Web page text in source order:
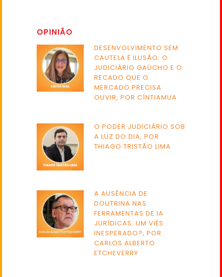
OPINIÃO
DESENVOLVIMENTO SEM
CAUTELA É ILUSÃO: O
JUDICIÁRIO GAÚCHO E O
RECADO QUE O
MERCADO PRECISA
OUVIR, POR CÍNTIAMUA
O PODER JUDICIÁRIO SOB
A LUZ DO DIA, POR
THIAGO TRISTÃO LIMA
A AUSÊNCIA DE
DOUTRINA NAS
FERRAMENTAS DE IA
JURÍDICAS: UM VIÉS
INESPERADO?, POR
CARLOS ALBERTO
ETCHEVERRY